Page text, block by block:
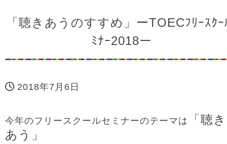
「聴きあうのすすめ」ーTOECﾌﾘｰｽｸｰ
ﾐﾅｰ2018ー
2018年7月6日
今年のフリースクールセミナーのテーマは
「聴き
あう」